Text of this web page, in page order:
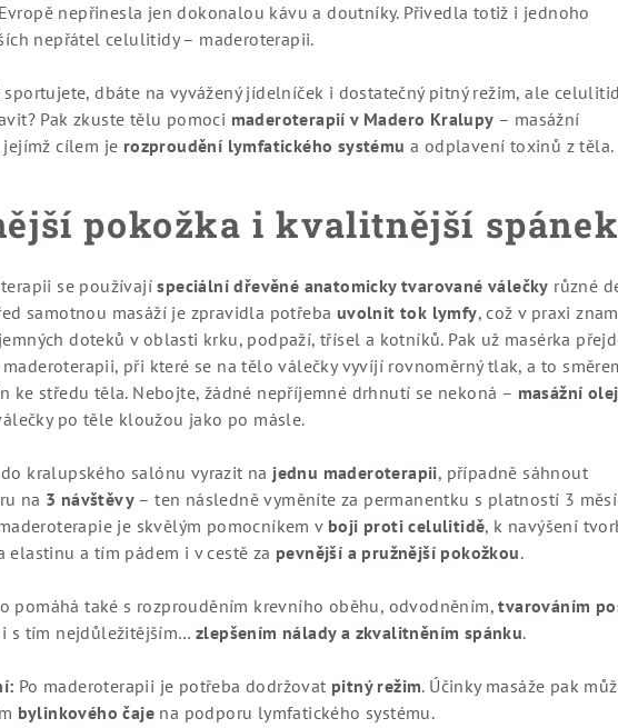
nepřinesla jen dokonalou kávu a doutníky. Přivedla totiž i jednoho
nepřátel celulitidy – maderoterapii.
sportujete, dbáte na vyvážený jídelníček i dostatečný pitný režim, ale
Pak zkuste tělu pomoci maderoterapií v Madero Kralupy – masážní
cílem je rozproudění lymfatického systému a odplavení toxinů z těla.
pokožka i kvalitnější
se používajíspeciální dřevěné anatomicky tvarované válečky různé
samotnou masáží je zpravidla potřeba uvolnit tok lymfy, což v praxi
doteků v oblasti krku, podpaží, třísel a kotníků. Pak už masérka
při které se na tělo válečky vyvíjí rovnoměrný tlak, a to
ke středu těla. Nebojte, žádné nepříjemné drhnutí se nekoná – masážní olej
po těle kloužou jako po másle.
kralupského salónu vyrazit na jednu maderoterapii, případně sáhnout
na 3 návštěvy – ten následně vyměníte za permanentku s platností 3
je skvělým pomocníkem v boji proti celulitidě, k navýšení
elastinu a tím pádem i v cestě za pevnější a pružnější pokožkou.
pomáhá také s rozprouděním krevního oběhu, odvodněním,tvarováním
i s tím nejdůležitějším… zlepšením nálady a zkvalitněním spánku.
Po maderoterapii je potřeba dodržovat pitný režim. Účinky masáže pak
bylinkového čaje na podporu lymfatického systému.